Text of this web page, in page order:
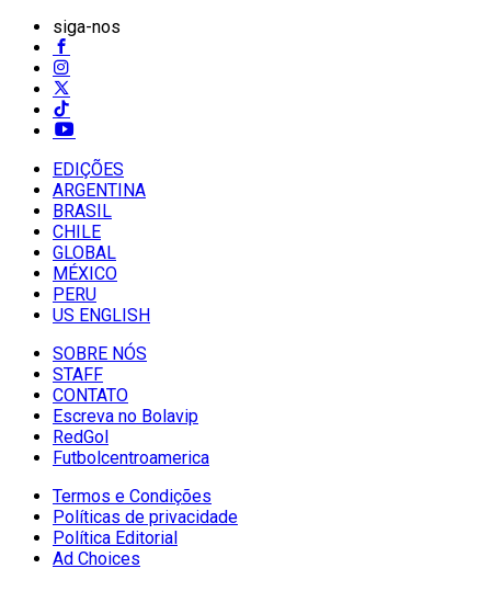
siga-nos
EDIÇÕES
ARGENTINA
BRASIL
CHILE
GLOBAL
MÉXICO
PERU
US ENGLISH
SOBRE NÓS
STAFF
CONTATO
Escreva no Bolavip
RedGol
Futbolcentroamerica
Termos e Condições
Políticas de privacidade
Política Editorial
Ad Choices